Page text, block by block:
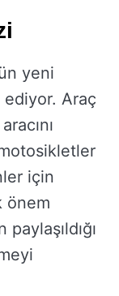
yeni
Araç
için
önem